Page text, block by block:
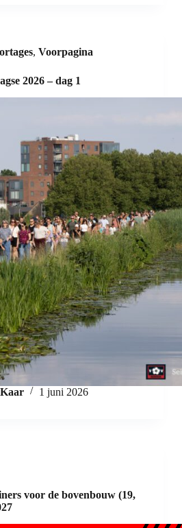
, Voorpagina
2026 – dag 1
1 juni 2026
voor de bovenbouw (19,